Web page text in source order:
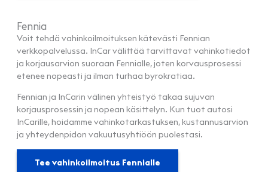
Fennia
Voit tehdä vahinkoilmoituksen kätevästi Fennian
verkkopalvelussa. InCar välittää tarvittavat vahinkotiedot
ja korjausarvion suoraan Fennialle, joten korvausprosessi
etenee nopeasti ja ilman turhaa byrokratiaa.
Fennian ja InCarin välinen yhteistyö takaa sujuvan
korjausprosessin ja nopean käsittelyn. Kun tuot autosi
InCarille, hoidamme vahinkotarkastuksen, kustannusarvion
ja yhteydenpidon vakuutusyhtiöön puolestasi.
Tee vahinkoilmoitus Fennialle